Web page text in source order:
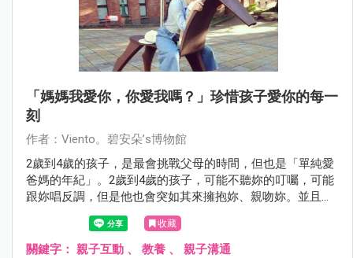
「媽媽我愛你，你愛我嗎？」珍惜孩子愛你的每一
刻
作者：Viento。碧安朵’s博物館
2歲到4歲的孩子，是最會挑戰父母的時間，但也是「單純愛
爸媽的年紀」。2歲到4歲的孩子，可能不聽妳的叮囑，可能
跟妳唱反調，但是他也會突如其來擁抱妳、親吻妳。並且說
著：「媽媽我愛你，你愛我嗎？」
收藏
關鍵字： 親子互動 、 教養 、 親子溝通